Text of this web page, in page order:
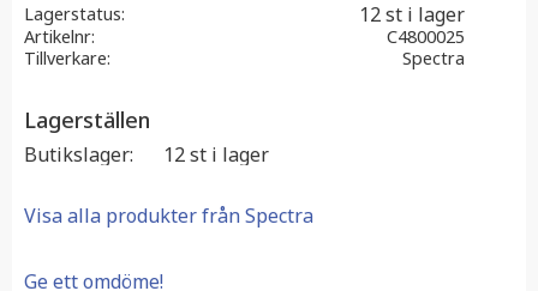
Lagerstatus 12 st i lager
Artikelnr
C4800025
Tillverkare
Spectra
Lagerställen
Butikslager 12 st i lager
Visa alla produkter från Spectra
Ge ett omdöme!